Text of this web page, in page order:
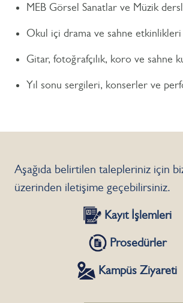
MEB Görsel Sanatlar ve Müzik
Okul içi drama ve sahne etkinlikleri
Gitar, fotoğrafçılık, koro ve sahne
Yıl sonu sergileri, konserler ve
Aşağıda belirtilen talepleriniz için
üzerinden iletişime geçebilirsiniz.
Kayıt İşlemleri
Prosedürler
Kampüs Ziyareti